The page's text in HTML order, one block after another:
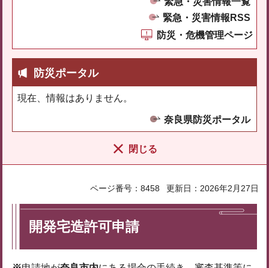
緊急・災害情報RSS
防災・危機管理ページ
防災ポータル
現在、情報はありません。
奈良県防災ポータル
閉じる
ページ番号：8458 更新日：2026年2月27日
開発宅造許可申請